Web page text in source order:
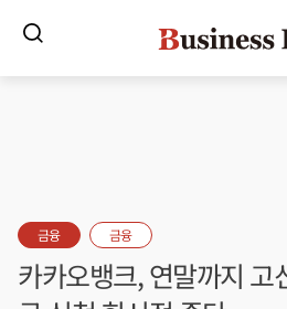
금융 금융
카카오뱅크, 연말까지 고